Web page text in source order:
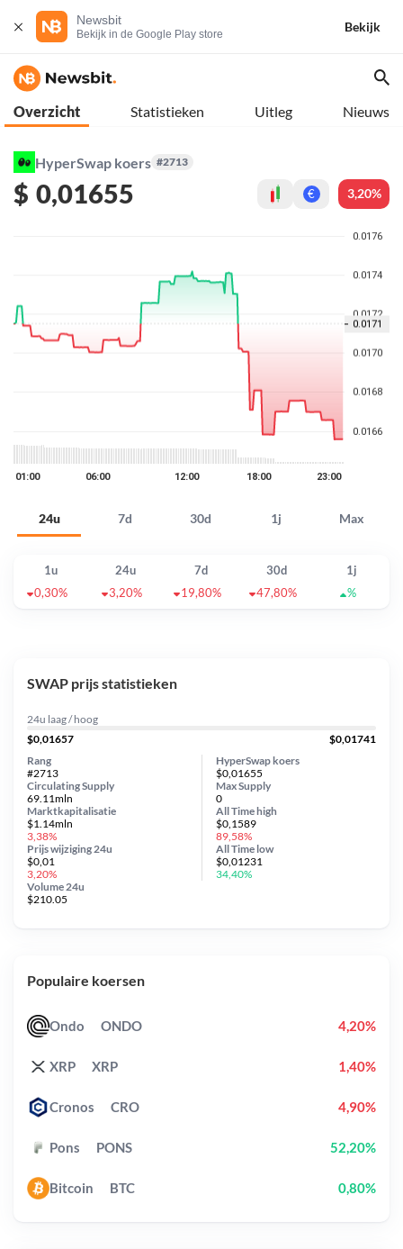
Newsbit
Bekijk in de Google Play store
Bekijk
Overzicht Statistieken Uitleg Nieuws
HyperSwap koers #2713
$ 0,01655 € 3,20%
24u 7d 30d 1j Max
1u 24u 7d 30d
1j
0,30%
3,20% 19,80% 47,80% %
SWAP prijs statistieken
24u laag / hoog
$0,01657
$0,01741
HyperSwap koers
$0,01655
Circulating Supply
69.11mln
Prijs wijziging 24u
$0,01
3,20%
Max Supply
0
Marktkapitalisatie
$1.14mln
3,38%
Volume 24u
$210.05
Rang
#2713
All Timehigh
$0,1589
89,58%
All Time low
$0,01231
34,40%
Populaire koersen
Ondo ONDO 4,20%
XRP XRP 1,40%
Cronos CRO 4,90%
Pons PONS 52,20%
Bitcoin BTC 0,80%